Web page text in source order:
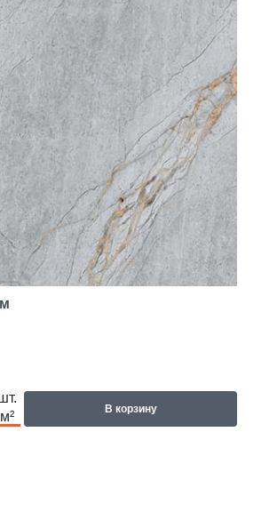
м²
В корзину